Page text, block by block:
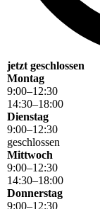
jetzt geschlossen
Montag
9:00–12:30
14:30–18:00
Dienstag
9:00–12:30
geschlossen
Mittwoch
9:00–12:30
14:30–18:00
Donnerstag
9:00–12:30